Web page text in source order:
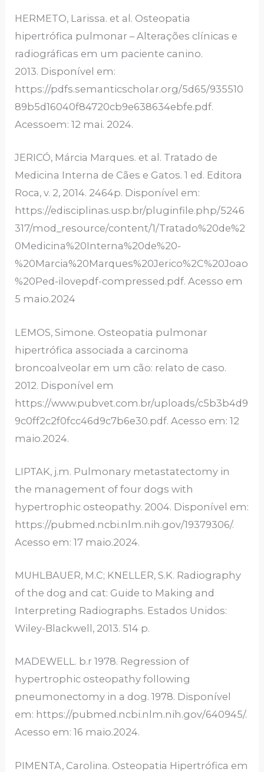
HERMETO, Larissa. et al. Osteopatia
hipertrófica pulmonar – Alterações clínicas e
radiográficas em um paciente canino.
2013. Disponível em:
https://pdfs.semanticscholar.org/5d65/935510
89b5d16040f84720cb9e638634ebfe.pdf.
Acessoem: 12 mai. 2024.
JERICÓ, Márcia Marques. et al. Tratado de
Medicina Interna de Cães e Gatos. 1 ed. Editora
Roca, v. 2, 2014. 2464p. Disponível em:
https://edisciplinas.usp.br/pluginfile.php/5246
317/mod_resource/content/1/Tratado%20de%2
0Medicina%20Interna%20de%20-
%20Marcia%20Marques%20Jerico%2C%20Joao
%20Ped-ilovepdf-compressed.pdf. Acesso em
5 maio.2024
LEMOS, Simone. Osteopatia pulmonar
hipertrófica associada a carcinoma
broncoalveolar em um cão: relato de caso.
2012. Disponível em
https://www.pubvet.com.br/uploads/c5b3b4d9
9c0ff2c2f0fcc46d9c7b6e30.pdf. Acesso em: 12
maio.2024.
LIPTAK, j.m. Pulmonary metastatectomy in
the management of four dogs with
hypertrophic osteopathy. 2004. Disponível em:
https://pubmed.ncbi.nlm.nih.gov/19379306/.
Acesso em: 17 maio.2024.
MUHLBAUER, M.C; KNELLER, S.K. Radiography
of the dog and cat: Guide to Making and
Interpreting Radiographs. Estados Unidos:
Wiley-Blackwell, 2013. 514 p.
MADEWELL. b.r 1978. Regression of
hypertrophic osteopathy following
pneumonectomy in a dog. 1978. Disponível
em: https://pubmed.ncbi.nlm.nih.gov/640945/.
Acesso em: 16 maio.2024.
PIMENTA, Carolina. Osteopatia Hipertrófica em